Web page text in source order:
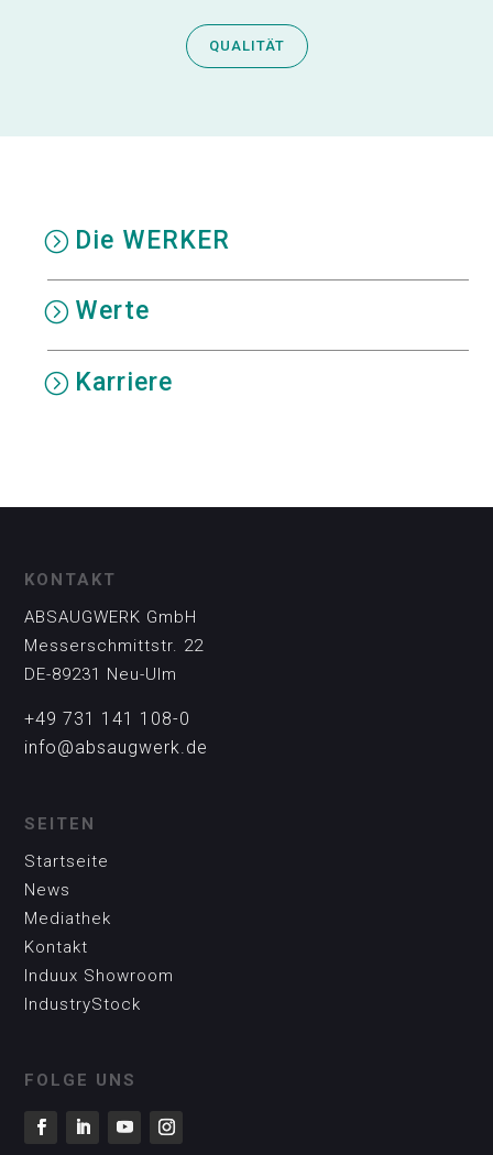
QUALITÄT
Die WERKER
Werte
Karriere
KONTAKT
ABSAUGWERK GmbH
Messerschmittstr. 22
DE-89231 Neu-Ulm
+49 731 141 108-0
info@absaugwerk.de
SEITEN
Startseite
News
Mediathek
Kontakt
Induux Showroom
IndustryStock
FOLGE UNS